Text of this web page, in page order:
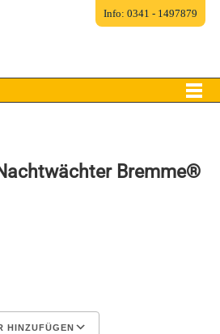
Bremme®
HINZUFÜGEN
Info: 0341 - 1497879